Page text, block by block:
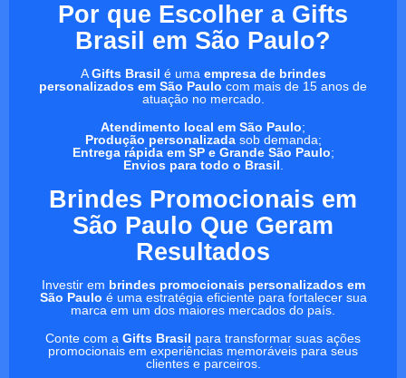
Por que Escolher a Gifts
Brasil em São Paulo?
AGifts Brasil é uma empresa de brindes
personalizados em São Paulo com mais de 15 anos de
atuação no mercado.
Atendimento local em São Paulo;
Produção personalizadasob demanda;
Entrega rápida em SP e Grande São Paulo;
Envios para todo o Brasil
Brindes Promocionais em
São Paulo Que Geram
Resultados
Investir em brindes promocionais personalizados em
São Paulo é uma estratégia eficiente para fortalecer sua
marca em um dos maiores mercados do país.
Conte com a Gifts Brasil para transformar suas ações
promocionais em experiências memoráveis para seus
clientes e parceiros.